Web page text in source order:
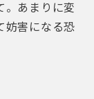
。あまりに変
妨害になる恐